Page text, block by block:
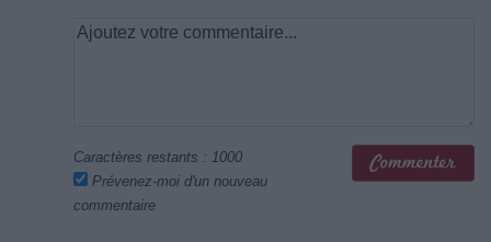
Caractères restants : 1000
Prévenez-moi d'un nouveau
commentaire